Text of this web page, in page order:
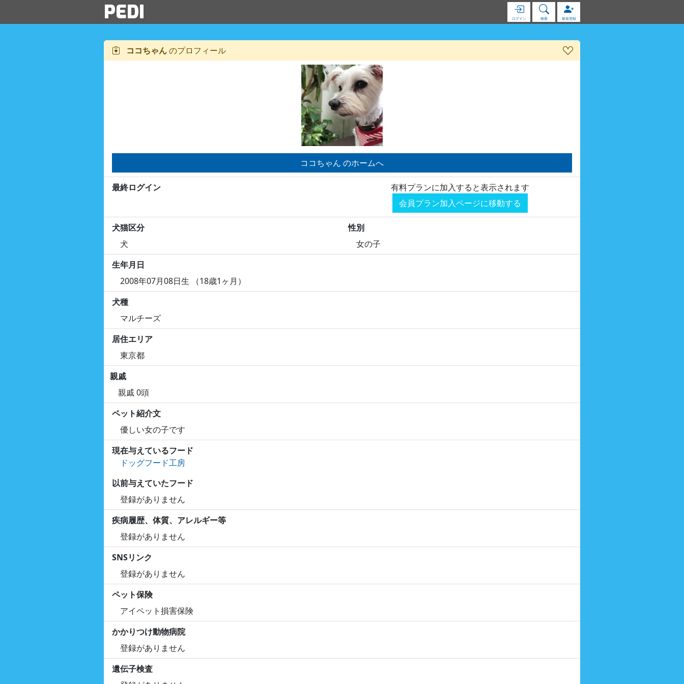
PEDI ログイン 検索 新規登録
ココちゃんのプロフィール
ココちゃん のホームへ
最終ログイン
有料プランに加入すると表示されます
会員プラン加入ページに移動する
犬猫区分
犬
性別
女の子
生年月日
2008年07月08日生 （18歳1ヶ月）
犬種
マルチーズ
居住エリア
東京都
親戚
親戚 0頭
ペット紹介文
優しい女の子です
現在与えているフード
ドッグフード工房
以前与えていたフード
登録がありません
疾病履歴、体質、アレルギー等
登録がありません
SNSリンク
登録がありません
ペット保険
アイペット損害保険
かかりつけ動物病院
登録がありません
遺伝子検査